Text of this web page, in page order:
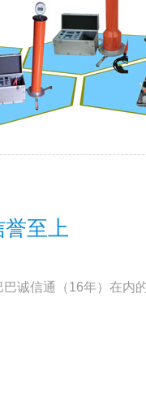
至上
诚信通（16年）在内